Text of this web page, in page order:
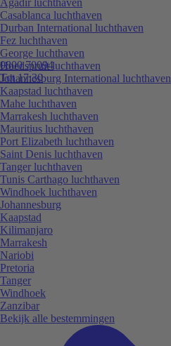
0800 70094
Tot 17:30
Casablanca luchthaven
Durban International luchthaven
Fez luchthaven
George luchthaven
Hoedspruit luchthaven
Johannesburg International luchthaven
Kaapstad luchthaven
Mahe luchthaven
Marrakesh luchthaven
Mauritius luchthaven
Port Elizabeth luchthaven
Saint Denis luchthaven
Tanger luchthaven
Tunis Carthago luchthaven
Windhoek luchthaven
Johannesburg
Kaapstad
Kilimanjaro
Marrakesh
Nariobi
Pretoria
Tanger
Windhoek
Zanzibar
Bekijk alle bestemmingen